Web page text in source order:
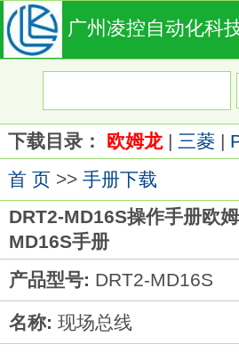
广州凌控自动化科
下载目录： 欧姆龙| 三菱|
首 页>> 手册下载
DRT2-MD16S操作手册欧
MD16S手册
产品型号: DRT2-MD16S
名称: 现场总线